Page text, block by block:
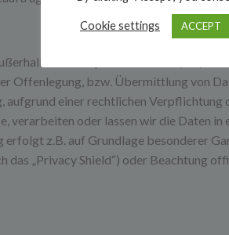
der Europäischen Union (EU)
Offenlegung, bzw. Übermittlung von
aufgrund einer rechtlichen
verarbeiten oder lassen wir die Daten
z.B. auf Grundlage besonderer
das „Privacy Shield“) oder Beachtung
Cookie settings ACCEPT